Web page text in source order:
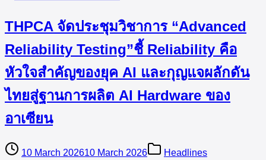
THPCA จัดประชุมวิชาการ “Advanced
Reliability Testing”ชี้ Reliability คือ
หัวใจสำคัญของยุค AI และกุญแจผลักดัน
ไทยสู่ฐานการผลิต AI Hardware ของ
อาเซียน
10 March 202610 March 2026 Headlines